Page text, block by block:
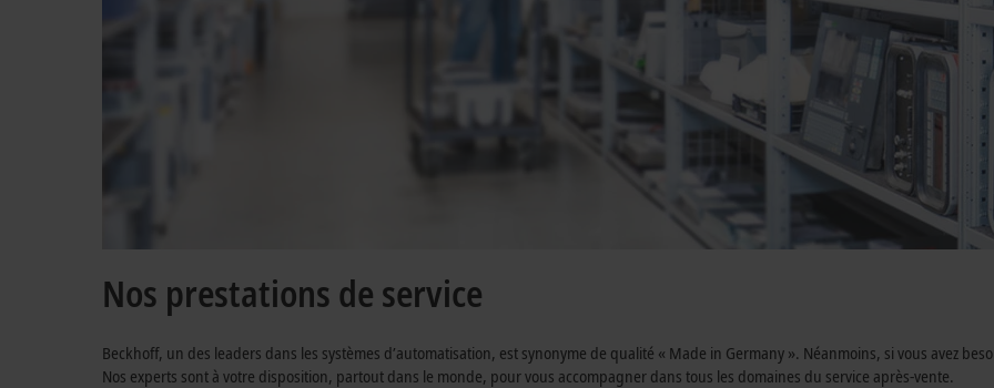
Nos prestations de service
Beckhoff, un des leaders dans les systèmes d’automatisation, est synonyme de qualité « Made in Germany ». Néanmoins, si vous avez
Nos experts sont à votre disposition, partout dans le monde, pour vous accompagner dans tous les domaines du service après-vente.